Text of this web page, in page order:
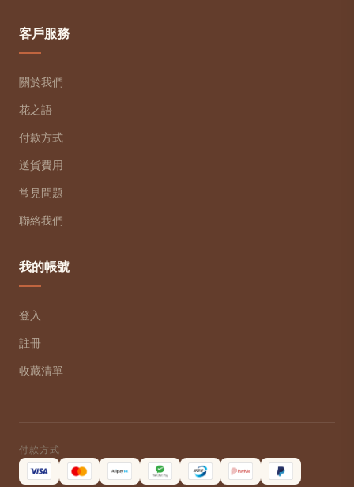
客戶服務
關於我們
花之語
付款方式
送貨費用
常見問題
聯絡我們
我的帳號
登入
註冊
收藏清單
付款方式